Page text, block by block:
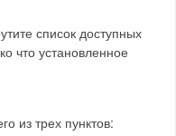
список доступных
что установленное
из трех пунктов: